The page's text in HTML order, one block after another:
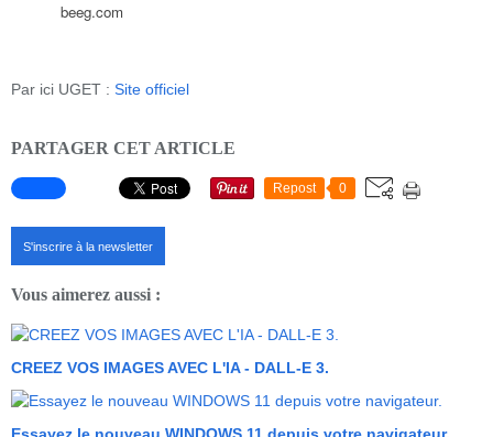
beeg.com
Par ici UGET : Site officiel
PARTAGER CET ARTICLE
Repost 0
S'inscrire à la newsletter
Vous aimerez aussi :
CREEZ VOS IMAGES AVEC L'IA - DALL-E 3.